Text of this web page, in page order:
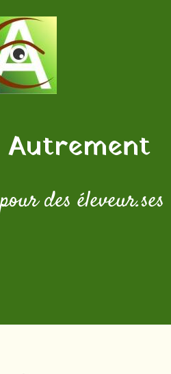
Autrement
des éleveur.ses